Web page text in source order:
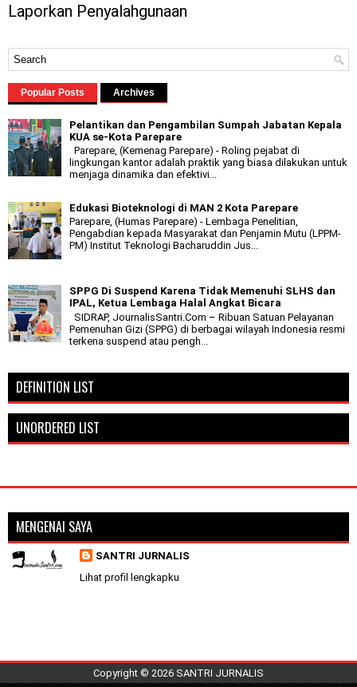
Laporkan Penyalahgunaan
Popular Posts Archives
Pelantikan dan Pengambilan Sumpah Jabatan Kepala
KUA se-Kota Parepare
Parepare, (Kemenag Parepare) - Roling pejabat di
lingkungan kantor adalah praktik yang biasa dilakukan untuk
menjaga dinamika dan efektivi...
Edukasi Bioteknologi di MAN 2 Kota Parepare
Parepare, (Humas Parepare) - Lembaga Penelitian,
Pengabdian kepada Masyarakat dan Penjamin Mutu (LPPM-
PM) Institut Teknologi Bacharuddin Jus...
SPPG Di Suspend Karena Tidak Memenuhi SLHS dan
IPAL, Ketua Lembaga Halal Angkat Bicara
SIDRAP, JournalisSantri.Com – Ribuan Satuan Pelayanan
Pemenuhan Gizi (SPPG) di berbagai wilayah Indonesia resmi
terkena suspend atau pengh...
DEFINITION LIST
UNORDERED LIST
MENGENAI SAYA
SANTRI JURNALIS
Lihat profil lengkapku
Copyright © 2026 SANTRI JURNALIS